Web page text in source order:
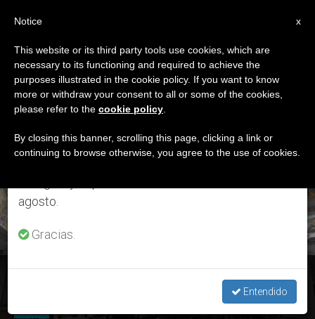
ETIQUETA
Posts Tagged
‘termómetros’
ÚLTIMAS NOTICIAS
×
Aviso importante
Del 27 de julio al 7 de agosto haremos la pausa
anual, aprovechando que en el periodo de verano
se generan menos informaciones y también el
agosto.
Gracias.
Entendido
x
Notice
This website or its third party tools use cookies, which are
necessary to its functioning and required to achieve the
purposes illustrated in the cookie policy. If you want to know
more or withdraw your consent to all or some of the cookies,
please refer to the cookie policy
By closing this banner, scrolling this page, clicking a link or
continuing to browse otherwise, you agree to the use of cookies.